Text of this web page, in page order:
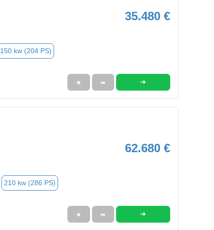
35.480 €
150 kw (204 PS)
★ ➦ ➜
62.680 €
210 kw (286 PS)
★ ➦ ➜